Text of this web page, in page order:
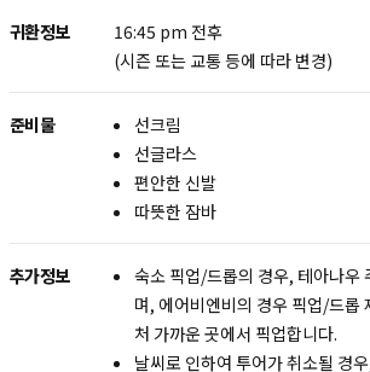
귀환정보
16:45 pm 전후
(시즌 또는 교통 등에 따라 변경)
준비물
선크림
선글라스
편안한 신발
따뜻한 잠바
추가정보
숙소 픽업/드롭의 경우, 테아나우
며, 에어비엔비의 경우 픽업/드롭
처 가까운 곳에서 픽업합니다.
날씨로 인하여 투어가 취소될 경